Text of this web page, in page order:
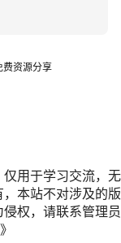
资源分享
用于学习交流，无
本站不对涉及的版
权，请联系管理员